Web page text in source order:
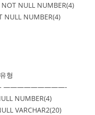
NUMBER(4)
—————————-